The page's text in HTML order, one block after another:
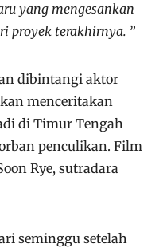
yang mengesankan
proyek terakhirnya. ”
dibintangi aktor
menceritakan
di Timur Tengah
penculikan. Film
Rye, sutradara
seminggu setelah